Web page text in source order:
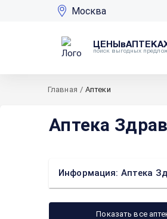
Москва
поиск выгодных
Главная / Аптеки
Аптека
Информация: Аптека
Показать все